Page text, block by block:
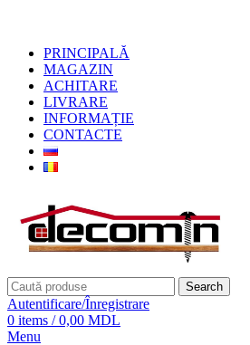
PRINCIPALĂ
MAGAZIN
ACHITARE
LIVRARE
INFORMAȚIE
CONTACTE
Search
Autentificare/Înregistrare
0 items / 0,00 MDL
Menu